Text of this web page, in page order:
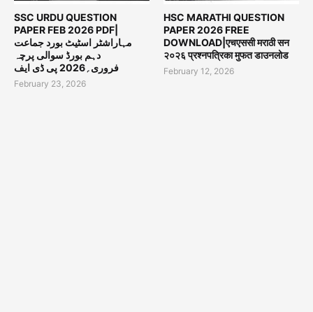
SSC URDU QUESTION
PAPER FEB 2026 PDF|
مہاراشٹر اسٹیٹ بورد جماعت
دہم بورڈ سوالی پرچہ
فروری؍2026 پی ڈی ایف
February 23, 2026
HSC MARATHI QUESTION
PAPER 2026 FREE
DOWNLOAD|एचएससी मराठी सन
२०२६ प्रश्नपत्रिका मुफत डाउनलोड
February 12, 2026